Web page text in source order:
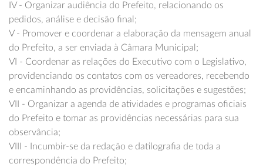
IV - Organizar audiência do Prefeito, relacionando os
pedidos, análise e decisão final;
V - Promover e coordenar a elaboração da mensagem anual
do Prefeito, a ser enviada à Câmara Municipal;
VI - Coordenar as relações do Executivo com o Legislativo,
providenciando os contatos com os vereadores, recebendo
e encaminhando as providências, solicitações e sugestões;
VII - Organizar a agenda de atividades e programas oficiais
do Prefeito e tomar as providências necessárias para sua
observância;
VIII - Incumbir-se da redação e datilografia de toda a
correspondência do Prefeito;